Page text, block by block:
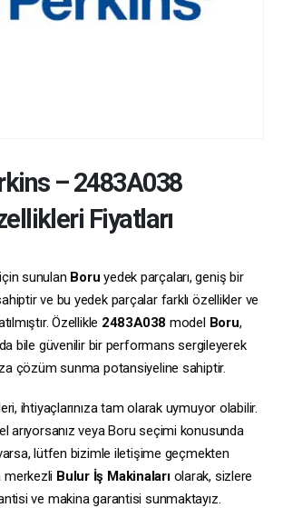
–2483A038
Fiyatları
sunulan Boru yedek parçaları, geniş bir
ve bu yedek parçalar farklı özellikler ve
Özellikle 2483A038 model Boru,
bile güvenilir bir performans sergileyerek
çözüm sunma potansiyeline sahiptir.
ihtiyaçlarınıza tam olarak uymuyor olabilir.
arıyorsanız veya Boru seçimi konusunda
varsa, lütfen bizimle iletişime geçmekten
merkezli Bulur İş Makinalarıolarak, sizlere
ve makina garantisi sunmaktayız.